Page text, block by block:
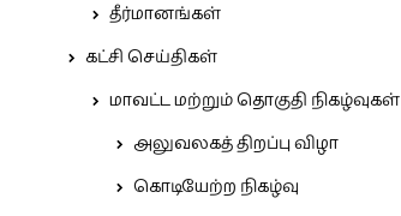
தீர்மானங்கள்
கட்சி செய்திகள்
மாவட்ட மற்றும் தொகுதி நிகழ்வுகள்
அலுவலகத் திறப்பு விழா
கொடியேற்ற நிகழ்வு